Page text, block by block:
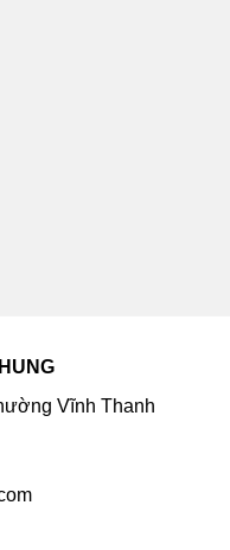
Vĩnh Thanh